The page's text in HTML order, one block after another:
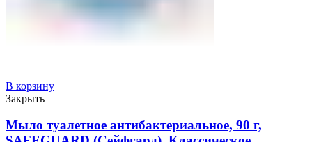
В корзину
Закрыть
Мыло туалетное антибактериальное, 90 г,